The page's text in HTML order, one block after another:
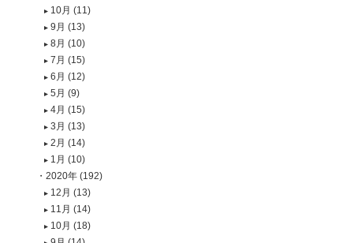
10月 (11)
9月 (13)
8月 (10)
7月 (15)
6月 (12)
5月 (9)
4月 (15)
3月 (13)
2月 (14)
1月 (10)
2020年 (192)
12月 (13)
11月 (14)
10月 (18)